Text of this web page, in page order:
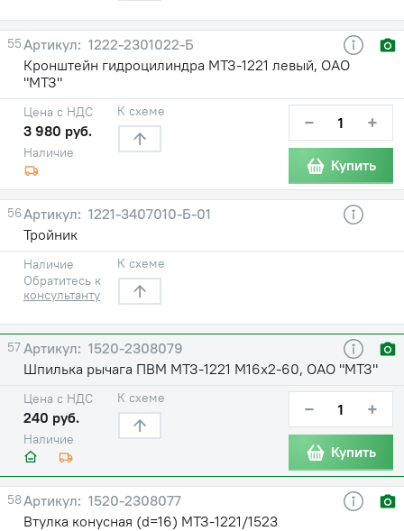
55
1222-2301022-Б
Кронштейн гидроцилиндра МТЗ-1221 левый, ОАО
"МТЗ"
Наличие
Цена с НДС
3 980 руб.
К схеме − +
Купить
56
1221-3407010-Б-01
Тройник
Наличие
Обратитесь к
консультанту
К схеме
57
1520-2308079
Шпилька рычага ПВМ МТЗ-1221 М16х2-60, ОАО "МТЗ"
Наличие
Цена с НДС
240 руб.
К схеме − +
Купить
58
1520-2308077
Втулка конусная (d=16) МТЗ-1221/1523